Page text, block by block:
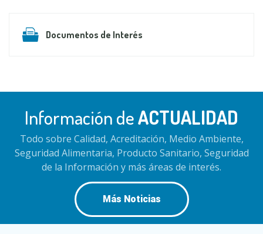
Documentos de Interés
Información deACTUALIDAD
Todo sobre Calidad, Acreditación, Medio Ambiente,
Seguridad Alimentaria, Producto Sanitario, Seguridad
de la Información y más áreas de interés.
Más Noticias